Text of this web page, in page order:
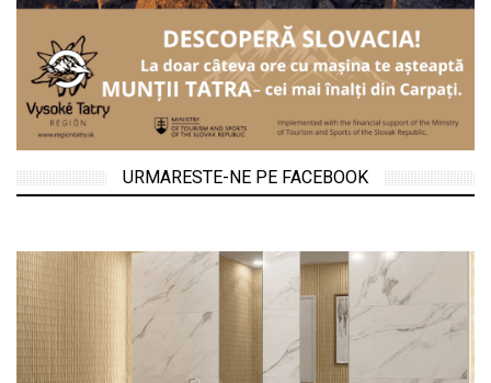
URMARESTE-NE PE FACEBOOK